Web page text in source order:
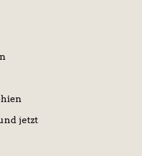
jetzt